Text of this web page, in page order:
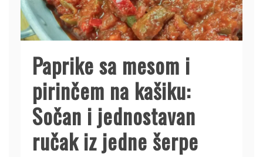
Paprike sa mesom i
pirinčem na kašiku:
Sočan i jednostavan
ručak iz jedne šerpe